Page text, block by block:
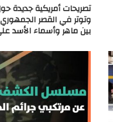
تصريحات أمريكية جديدة
وتوتر في القصر
بين ماهر وأسماء الأسد